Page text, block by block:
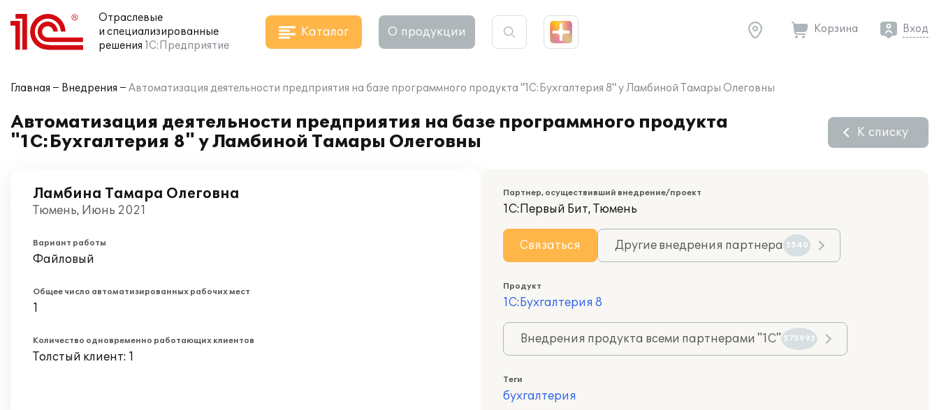
Отраслевые
и специализированные
решения 1С:Предприятие
Каталог О продукции Корзина Вход
Главная Внедрения Автоматизация деятельности предприятия на базе программного продукта "1С:Бухгалтерия 8" у Ламбиной Тамары Олеговны
Автоматизация деятельности предприятия на базе программного продукта
"1С:Бухгалтерия 8" у Ламбиной Тамары Олеговны
К списку
Ламбина Тамара Олеговна
Тюмень, Июнь 2021
Вариант работы
Файловый
Общее число автоматизированных рабочих мест
1
Количество одновременно работающих клиентов
Толстый клиент: 1
Партнер, осуществивший внедрение/проект
1С:Первый Бит, Тюмень
Связаться Другие внедрения партнера 3540
Продукт
1С:Бухгалтерия 8
Внедрения продукта всеми партнерами "1С" 575993
Теги
бухгалтерия